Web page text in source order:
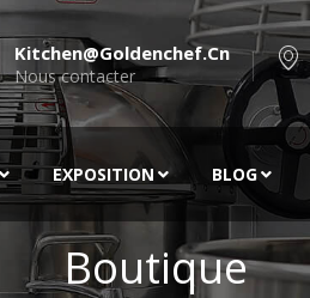
Kitchen@goldenchef.cn
Nous contacter
EXPOSITION BLOG
Boutique